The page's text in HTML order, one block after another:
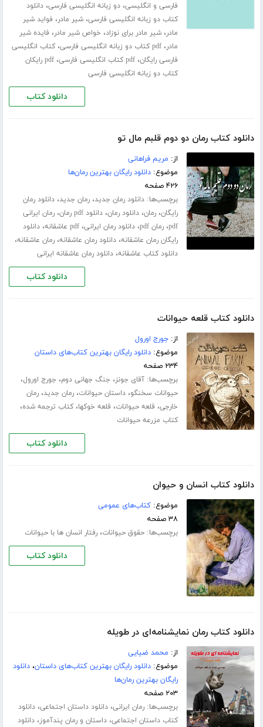
فارسی و انگلیسی،دو زبانه انگلیسی فارسی،دانلود
کتاب دو زبانه انگلیسی فارسی،شیر مادر، فواید شیر
مادر،شیر مادر برای نوزاد، خواص شیر مادر، فایده شیر
مادر،pdf کتاب دو زبانه انگلیسی فارسی ،کتاب انگلیسی
فارسی رایگان،pdf کتاب انگلیسی فارسی ،
pdf رایکان
کتاب دو زبانه انگلیسی فارسی
دانلود کتاب
دانلود کتاب رمان دو دوم قلبم مال تو
از: مریم فراهانی
موضوع:دانلود رایگان بهترین رمان‌ها
۴۲۶ صفحه
برچسب‌ها:دانلود رمان جدید،رمان جدید،دانلود رمان
رایگان،رمان،دانلود رمان،دانلود pdf رمان ،رمان ایرانی
pdf،رمان pdf ،دانلود رمان ایرانی،pdf عاشقانه ،دانلود
رایگان رمان عاشقانه،دانلود رمان عاشقانه،رمان عاشقانه،
دانلود کتاب عاشقانه،دانلود رمان عاشقانه ایرانی
دانلود کتاب
دانلود کتاب قلعه حیوانات
از:جورج اورول
موضوع:دانلود رایگان بهترین کتاب‌های داستان
۲۳۴ صفحه
برچسب‌ها:آقای جونز، جنگ جهانی دوم، جورج اورول،
حیوانات سخنگو،داستان حیوانات،رمان جدید،رمان
خارجی، قلعه حیوانات، قلعه خوکها،کتاب ترجمه شده،
کتاب مزرعه حیوانات
دانلود کتاب
دانلود کتاب انسان و حیوان
موضوع:کتاب‌های عمومی
۳۸ صفحه
برچسب‌ها:حقوق حیوانات،رفتار انسان ها با حیوانات
دانلود کتاب
دانلود کتاب رمان نمایشنامه‌ای در طویله
از: محمد ضیایی
موضوع:دانلود رایگان بهترین کتاب‌های داستان،دانلود
رایگان بهترین رمان‌ها
۲۰۳ صفحه
برچسب‌ها:رمان ایرانی،دانلود داستان اجتماعی،دانلود
کتاب داستان اجتماعی،داستان و رمان پندآموز،دانلود